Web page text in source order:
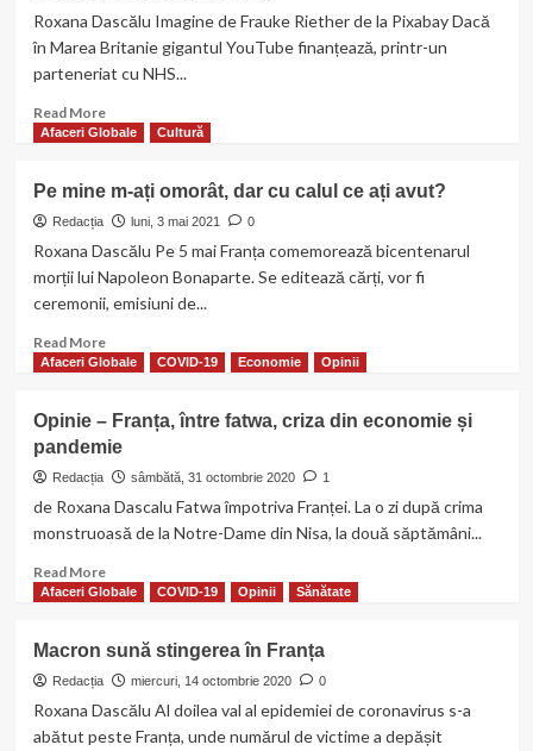
Cine
Eric
Zemmour
de
ce
atât
de
Roxana Dascălu Imagine de Frauke Riether de la Pixabay Dacă
în Marea Britanie gigantul YouTube finanțează, printr-un
parteneriat cu NHS...
Read MoreRead
more
vaccinarea
anti-
Covid
cu
emoție
la
francezi
Afaceri Globale Cultură
Pe mine m-ați omorât, dar cu calul ce ați avut?
Redacția luni, 3 mai 2021 0
Roxana Dascălu Pe 5 mai Franța comemorează bicentenarul
morții lui Napoleon Bonaparte. Se editează cărți, vor fi
ceremonii, emisiuni de...
Read MoreRead
more
mine
m-
ați
omorât,
cu
ce
Afaceri Globale COVID-19 Economie Opinii
Opinie – Franța, între fatwa, criza din economie și
pandemie
Redacția sâmbătă, 31 octombrie 2020 1
de Roxana Dascalu Fatwa împotriva Franței. La o zi după crima
monstruoasă de la Notre-Dame din Nisa, la două săptămâni...
Read MoreRead
more
–
Franța,
între
fatwa,
Afaceri Globale COVID-19 Opinii Sănătate
Macron sună stingerea în Franța
Redacția miercuri, 14 octombrie 2020 0
Roxana Dascălu Al doilea val al epidemiei de coronavirus s-a
abătut peste Franța, unde numărul de victime a depășit